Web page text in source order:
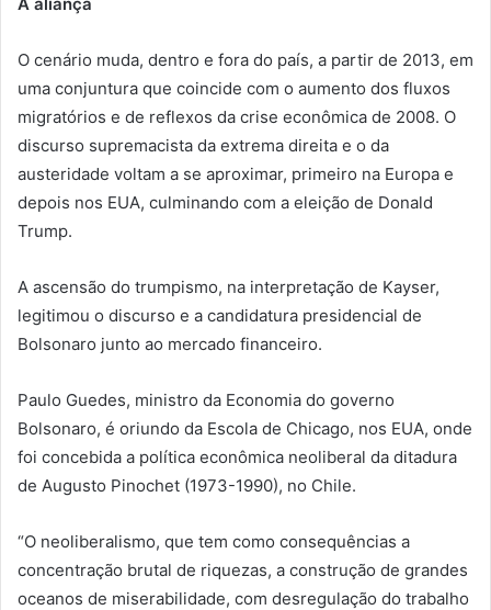
O cenário muda, dentro e fora do país, a partir de 2013, em
uma conjuntura que coincide com o aumento dos fluxos
migratórios e de reflexos da crise econômica de 2008. O
discurso supremacista da extrema direita e o da
austeridade voltam a se aproximar, primeiro na Europa e
depois nos EUA, culminando com a eleição de Donald
Trump.
A ascensão do trumpismo, na interpretação de Kayser,
legitimou o discurso e a candidatura presidencial de
Bolsonaro junto ao mercado financeiro.
Paulo Guedes, ministro da Economia do governo
Bolsonaro, é oriundo da Escola de Chicago, nos EUA, onde
foi concebida a política econômica neoliberal da ditadura
de Augusto Pinochet (1973-1990), no Chile.
“O neoliberalismo, que tem como consequências a
concentração brutal de riquezas, a construção de grandes
oceanos de miserabilidade, com desregulação do trabalho